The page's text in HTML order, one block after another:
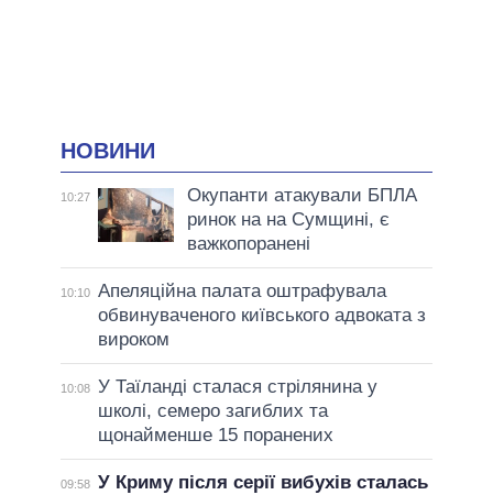
НОВИНИ
10:27
Окупанти атакували БПЛА
ринок на на Сумщині, є
важкопоранені
10:10 Апеляційна палата оштрафувала
обвинуваченого київського адвоката з
вироком
10:08 У Таїланді сталася стрілянина у
школі, семеро загиблих та
щонайменше 15 поранених
09:58 У Криму після серії вибухів сталась